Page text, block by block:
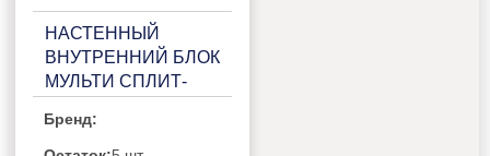
НАСТЕННЫЙ
ВНУТРЕННИЙ БЛОК
МУЛЬТИ СПЛИТ-
CLIMA RCI-TM18HN
Бренд: